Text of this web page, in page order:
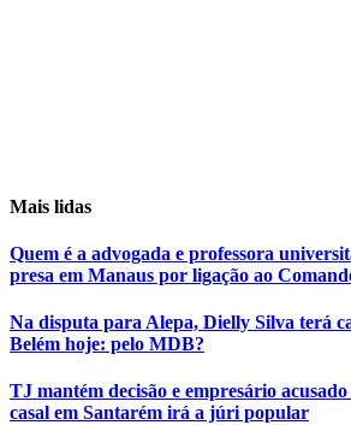
Mais lidas
Quem é a advogada e professora
presa em Manaus por ligação ao
Na disputa para Alepa, Dielly Silva terá
Belém hoje: pelo MDB?
TJ mantém decisão e empresário
casal em Santarém irá a júri popular